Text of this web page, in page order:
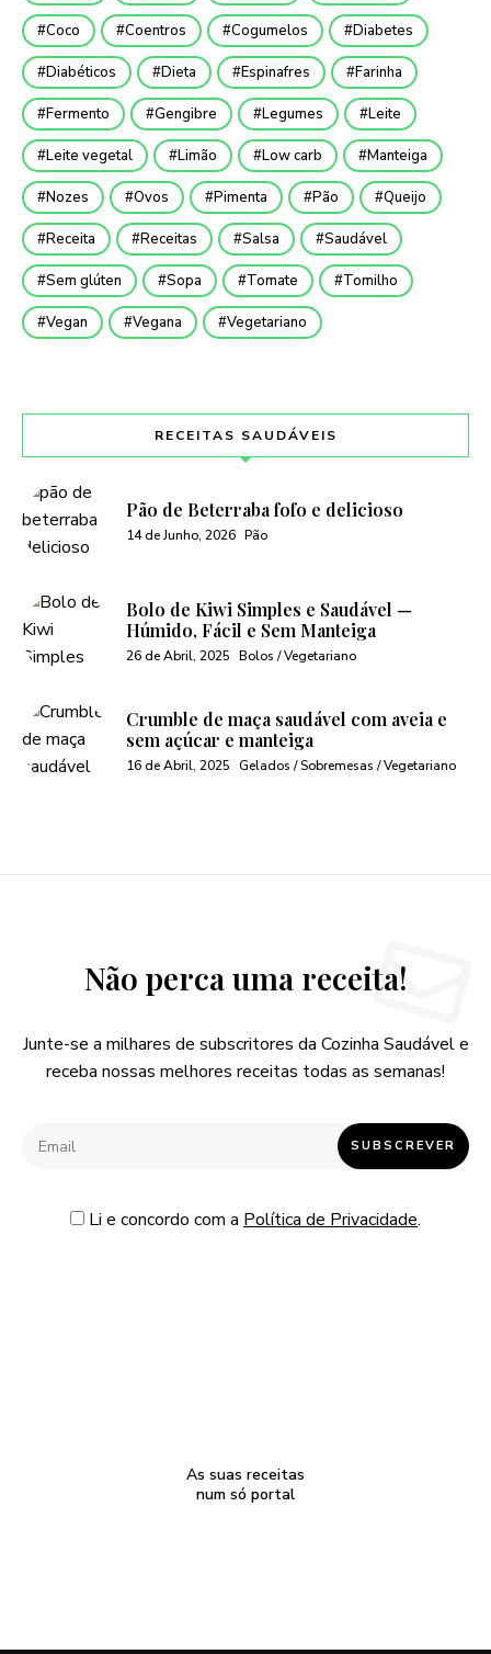
Coco Coentros Cogumelos Diabetes
Diabéticos Dieta Espinafres Farinha
Fermento Gengibre Legumes Leite
Leite vegetal Limão Low carb Manteiga
Nozes Ovos Pimenta Pão Queijo
Receita Receitas Salsa Saudável
Sem glúten Sopa Tomate Tomilho
Vegan Vegana Vegetariano
RECEITAS SAUDÁVEIS
Pão de Beterraba fofo e delicioso
14 de Junho, 2026 Pão
Bolo de Kiwi Simples e Saudável —
Húmido, Fácil e Sem Manteiga
26 de Abril, 2025 Bolos / Vegetariano
Crumble de maça saudável com aveia e
sem açúcar e manteiga
16 de Abril, 2025 Gelados / Sobremesas / Vegetariano
Não perca uma receita!
Junte-se a milhares de subscritores da Cozinha Saudável e
receba nossas melhores receitas todas as semanas!
Li e concordo com a Política de Privacidade.
As suas receitas
num só portal